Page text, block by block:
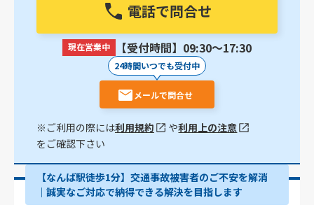
電話で問合せ
現在営業中 【受付時間】09:30〜17:30
24時間いつでも受付中
メールで問合せ
※ご利用の際には利用規約 や利用上の注意
をご確認下さい
【なんば駅徒歩1分】交通事故被害者のご不安を解消
｜誠実なご対応で納得できる解決を目指します